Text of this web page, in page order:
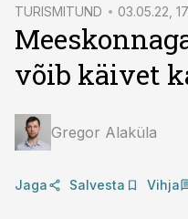
TURISMITUND 03.05.22,
võib käivet
Gregor Alaküla
Jaga Salvesta Vihja